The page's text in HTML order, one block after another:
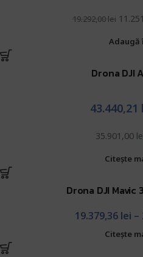
19.292,00 lei
Adaugă
Drona DJI
35.901,00
43.440,21
Citește
Drona DJI Mavic
19.379,36 lei –
Citește